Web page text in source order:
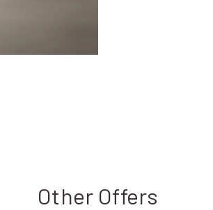
Other Offers